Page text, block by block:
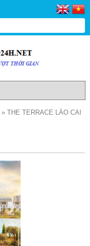
» THE TERRACE LÀO CAI